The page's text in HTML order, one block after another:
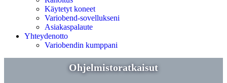
Käytetyt koneet
Variobend-sovellukseni
Asiakaspalaute
Yhteydenotto
Variobendin kumppani
Ohjelmistoratkaisut